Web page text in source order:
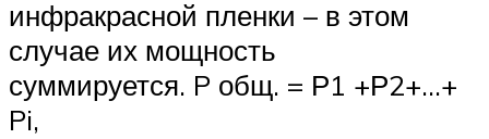
инфракрасной пленки – в этом
случае их мощность
суммируется. P общ. = Р1 +Р2+…+
Pi,